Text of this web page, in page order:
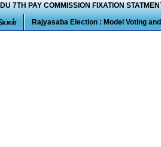
7TH PAY COMMISSION FIXATION
Rajyasaba Election : Model Voting